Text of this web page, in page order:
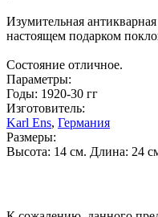
Изумительная
настоящем подарком
Состояние отличное.
Параметры:
Годы: 1920-30 гг
Изготовитель:
Karl Ens, Германия
Размеры:
Высота: 14 см. Длина: 24